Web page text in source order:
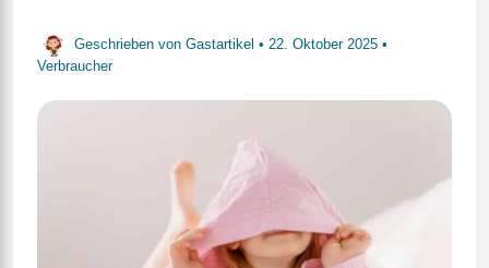
Geschrieben von Gastartikel • 22. Oktober 2025 •
Verbraucher